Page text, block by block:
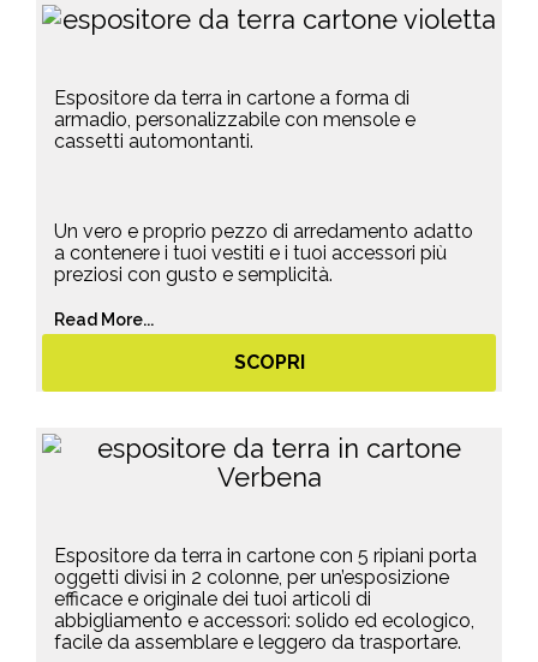
Espositore da terra in cartone a forma di
armadio, personalizzabile con mensole e
cassetti automontanti.
Un vero e proprio pezzo di arredamento adatto
a contenere i tuoi vestiti e i tuoi accessori più
preziosi con gusto e semplicità.
Read More...
SCOPRI
Espositore da terra in cartone con 5 ripiani porta
oggetti divisi in 2 colonne, per un’esposizione
efficace e originale dei tuoi articoli di
abbigliamento e accessori: solido ed ecologico,
facile da assemblare e leggero da trasportare.